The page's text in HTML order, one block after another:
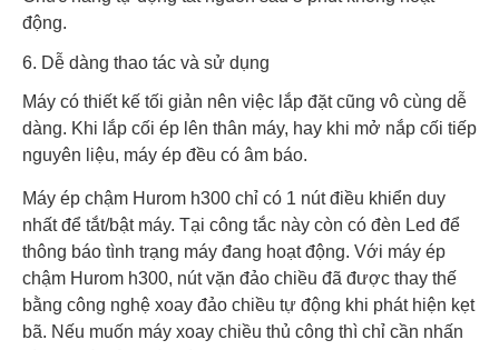
động.
6. Dễ dàng thao tác và sử dụng
Máy có thiết kế tối giản nên việc lắp đặt cũng vô cùng dễ
dàng. Khi lắp cối ép lên thân máy, hay khi mở nắp cối tiếp
nguyên liệu, máy ép đều có âm báo.
Máy ép chậm Hurom h300 chỉ có 1 nút điều khiển duy
nhất để tắt/bật máy. Tại công tắc này còn có đèn Led để
thông báo tình trạng máy đang hoạt động. Với máy ép
chậm Hurom h300, nút vặn đảo chiều đã được thay thế
bằng công nghệ xoay đảo chiều tự động khi phát hiện kẹt
bã. Nếu muốn máy xoay chiều thủ công thì chỉ cần nhấn